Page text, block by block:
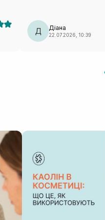
Д Діана
22.07.2026, 10:39